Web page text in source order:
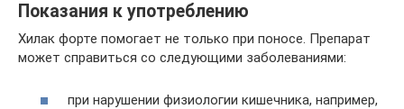
Показания к употреблению
Хилак форте помогает не только при поносе. Препарат
может справиться со следующими заболеваниями:
при нарушении физиологии кишечника, например,